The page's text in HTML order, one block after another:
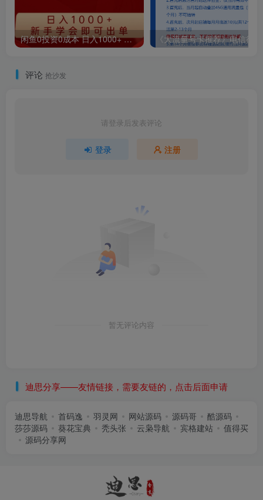
闲鱼0投资0成本 日入1000+ 无需囤货 新手学会即可出单
评论 抢沙发
请登录后发表评论
登录 注册
暂无评论内容
迪思分享——友情链接，需要友链的，点击后面申请
迪思导航 首码逸 羽灵网 网站源码 源码哥
酷源码
莎莎源码
葵花宝典 秃头张 云枭导航 宾格建站
值得买
源码分享网